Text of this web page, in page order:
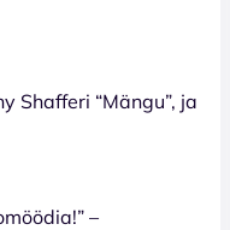
Shafferi “Mängu”, ja
–